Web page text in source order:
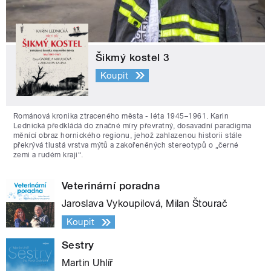
Šikmý kostel 3
Koupit
Románová kronika ztraceného města - léta 1945–1961. Karin
Lednická předkládá do značné míry převratný, dosavadní paradigma
měnící obraz hornického regionu, jehož zahlazenou historii stále
překrývá tlustá vrstva mýtů a zakořeněných stereotypů o „černé
zemi a rudém kraji“.
Veterinární poradna
Jaroslava Vykoupilová, Milan Štourač
Koupit
Sestry
Martin Uhlíř